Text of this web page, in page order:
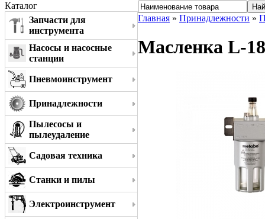
Каталог
Запчасти для
инструмента
Насосы и насосные
станции
Пневмоинструмент
Принадлежности
Пылесосы и
пылеудаление
Садовая техника
Станки и пилы
Электроинструмент
Главная » Принадлежности »
Масленка L-